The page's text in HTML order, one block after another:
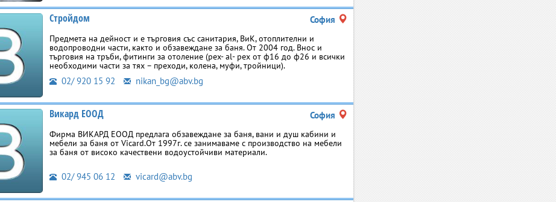
Стройдом София
Предмета на дейност и е търговия със санитария, ВиК, отоплителни и
водопроводни части, както и обзавеждане за баня. От 2004 год. Внос и
търговия на тръби, фитинги за отоление (pex- al- pex от ф16 до ф26 и всички
необходими части за тях – преходи, колена, муфи, тройници).
02/ 920 15 92 nikan_bg@abv.bg
Викард ЕООД София
Фирма ВИКАРД ЕООД предлага обзавеждане за баня, вани и душ кабини и
мебели за баня от Vicard.От 1997г. се занимаваме с производство на мебели
за баня от високо качествени водоустойчиви материали.
02/ 945 06 12 vicard@abv.bg